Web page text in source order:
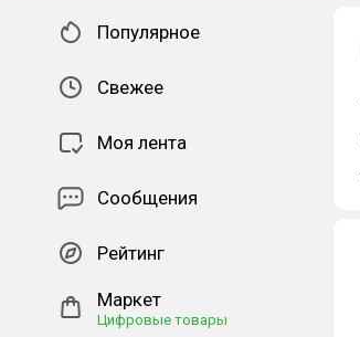
Популярное
Свежее
Моя лента
Сообщения
Рейтинг
Маркет
Цифровые товары